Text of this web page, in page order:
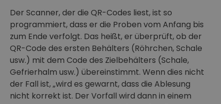
Der Scanner, der die QR-Codes liest, ist so
programmiert, dass er die Proben vom Anfang bis
zum Ende verfolgt. Das heißt, er überprüft, ob der
QR-Code des ersten Behälters (Röhrchen, Schale
usw.) mit dem Code des Zielbehälters (Schale,
Gefrierhalm usw.) übereinstimmt. Wenn dies nicht
der Fall ist, „wird es gewarnt, dass die Ablesung
nicht korrekt ist. Der Vorfall wird dann in einem